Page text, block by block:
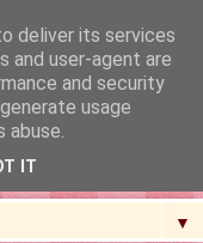
▼
deliver its services
and user-agent are
and security
usage
abuse.
IT